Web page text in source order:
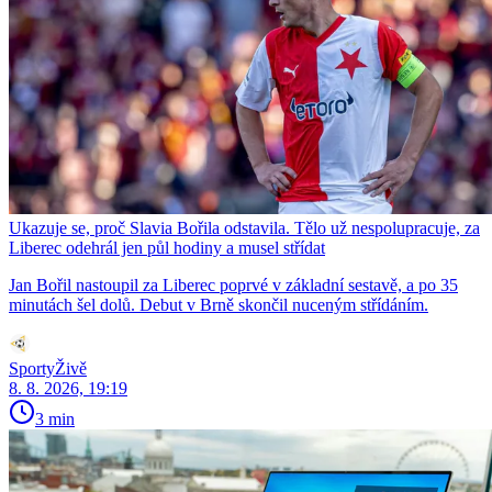
Ukazuje se, proč Slavia Bořila odstavila. Tělo už nespolupracuje, za
Liberec odehrál jen půl hodiny a musel střídat
Jan Bořil nastoupil za Liberec poprvé v základní sestavě, a po 35
minutách šel dolů. Debut v Brně skončil nuceným střídáním.
SportyŽivě
8. 8. 2026, 19:19
3 min